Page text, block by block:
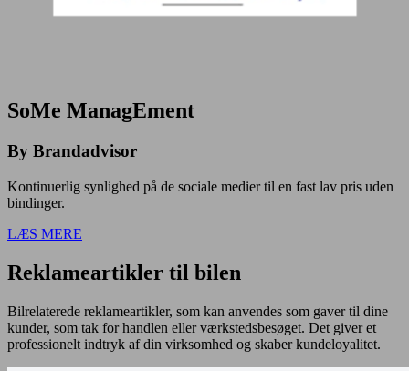
SoMe ManagEment
By Brandadvisor
Kontinuerlig synlighed på de sociale medier til en fast lav pris uden
bindinger.
LÆS MERE
Reklameartikler til bilen
Bilrelaterede reklameartikler, som kan anvendes som gaver til dine
kunder, som tak for handlen eller værkstedsbesøget. Det giver et
professionelt indtryk af din virksomhed og skaber kundeloyalitet.